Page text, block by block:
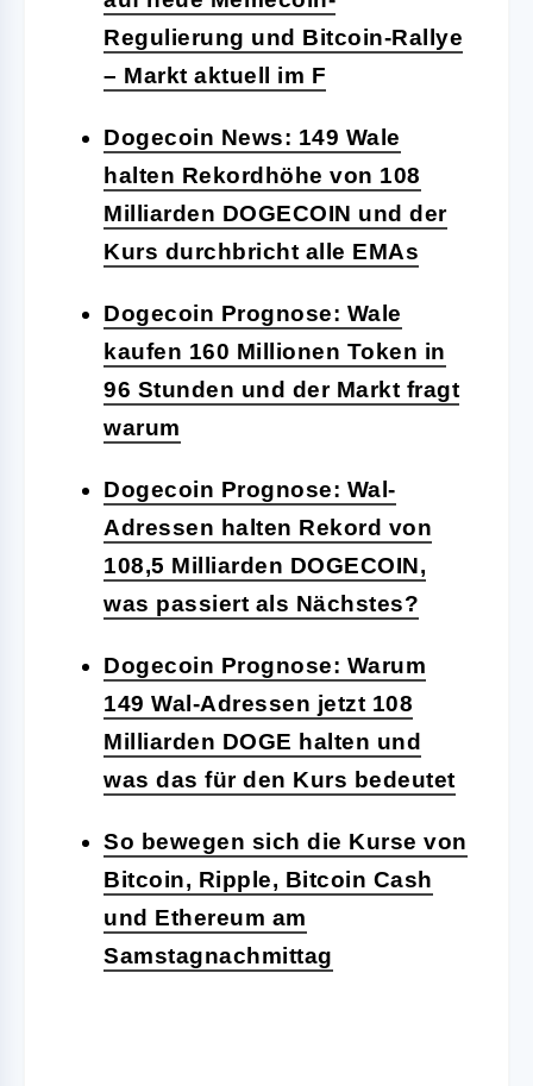
Regulierung und Bitcoin-Rallye
– Markt aktuell im F
Dogecoin News: 149 Wale
halten Rekordhöhe von 108
Milliarden DOGECOIN und der
Kurs durchbricht alle EMAs
Dogecoin Prognose: Wale
kaufen 160 Millionen Token in
96 Stunden und der Markt fragt
warum
Dogecoin Prognose: Wal-
Adressen halten Rekord von
108,5 Milliarden DOGECOIN,
was passiert als Nächstes?
Dogecoin Prognose: Warum
149 Wal-Adressen jetzt 108
Milliarden DOGE halten und
was das für den Kurs bedeutet
So bewegen sich die Kurse von
Bitcoin, Ripple, Bitcoin Cash
und Ethereum am
Samstagnachmittag